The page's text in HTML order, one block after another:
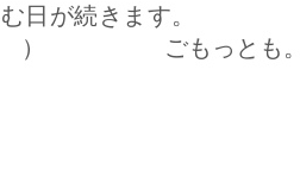
きます。 （ だ
。 ） ごもっとも